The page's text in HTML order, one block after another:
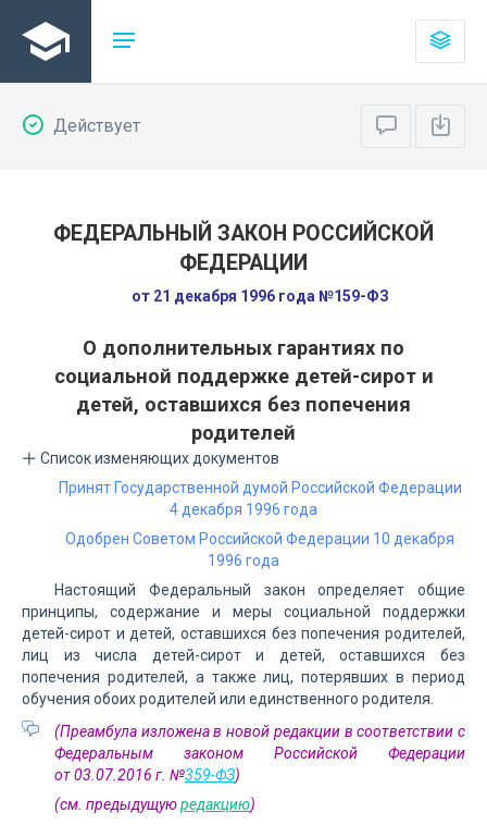
Действует
ФЕДЕРАЛЬНЫЙ ЗАКОН РОССИЙСКОЙ
ФЕДЕРАЦИИ
от 21 декабря 1996 года №159-ФЗ
О дополнительных гарантиях по
социальной поддержке детей-сирот и
детей, оставшихся без попечения
родителей
Список изменяющих документов
Принят Государственной думой Российской Федерации
4 декабря 1996 года
Одобрен Советом Российской Федерации 10 декабря
1996 года
Настоящий Федеральный закон определяет общие
принципы, содержание и меры социальной поддержки
детей-сирот и детей, оставшихся без попечения родителей,
лиц из числа детей-сирот и детей, оставшихся без
попечения родителей, а также лиц, потерявших в период
обучения обоих родителей или единственного родителя.
(Преамбула изложена в новой редакции в соответствии с
Федеральным законом Российской Федерации
от 03.07.2016 г. №359-ФЗ)
(см. предыдущуюредакцию)